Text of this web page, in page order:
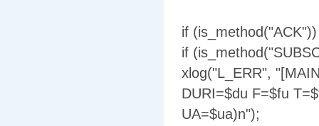
if
if
xlog("L_ERR",
DURI=$du F=$fu
UA=$ua)n");